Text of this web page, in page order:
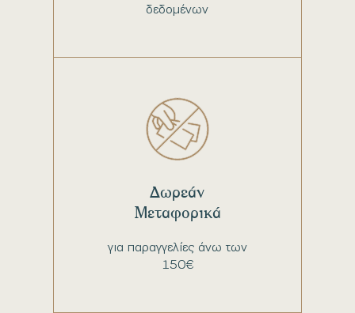
δεδομένων
για παραγγελίες άνω των
150€
Δωρεάν
Μεταφορικά